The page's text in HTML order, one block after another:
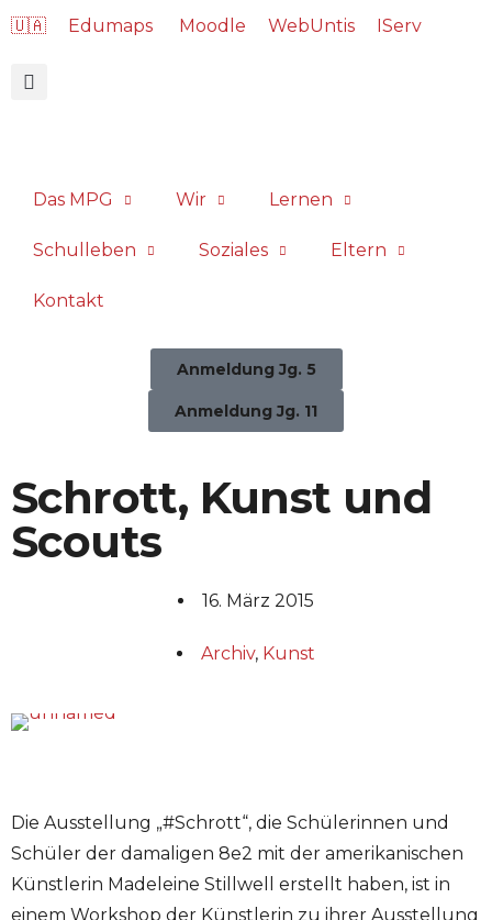
🇺🇦 Edumaps Moodle WebUntis IServ
Das MPG Wir Lernen
Schulleben Soziales Eltern
Kontakt
Anmeldung Jg. 5
Anmeldung Jg. 11
Schrott, Kunst und
Scouts
16. März 2015
Archiv, Kunst
Die Ausstellung „#Schrott“, die Schülerinnen und
Schüler der damaligen 8e2 mit der amerikanischen
Künstlerin Madeleine Stillwell erstellt haben, ist in
einem Workshop der Künstlerin zu ihrer Ausstellung